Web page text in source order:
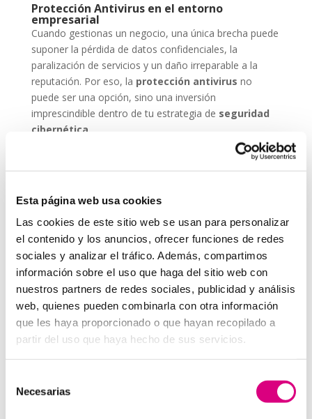
Esta página web usa cookies
Las cookies de este sitio web se usan para personalizar
el contenido y los anuncios, ofrecer funciones de redes
sociales y analizar el tráfico. Además, compartimos
información sobre el uso que haga del sitio web con
nuestros partners de redes sociales, publicidad y análisis
web, quienes pueden combinarla con otra información
que les haya proporcionado o que hayan recopilado a
partir del uso que haya hecho de sus servicios.
Necesarias
Protección Antivirus en el entorno
empresarial
Cuando gestionas un negocio, una única brecha puede
suponer la pérdida de datos confidenciales, la
paralización de servicios y un daño irreparable a la
reputación. Por eso, la protección antivirus no
puede ser una opción, sino una inversión
imprescindible dentro de tu estrategia de seguridad
cibernética
ESET NOD 32 ofrece versiones adaptadas para
entornos empresariales, con consolas de
este modo, puedes garantizar que todos los
dispositivos de tu red estén seguros, actualizados y
libres de amenazas.
Grupo-System, ¿Quiénes somos?
EnSystem Network Communication, con más de
15 años de experiencia, disponemos de un equipo de
profesionales especializados para cada área de
negocio.Telefonía Virtual, Antivirus y Seguridad,
Marketing 2.0, Obras y Proyecto e International
Puedes contactar con nosotros en el
900 800 806o a